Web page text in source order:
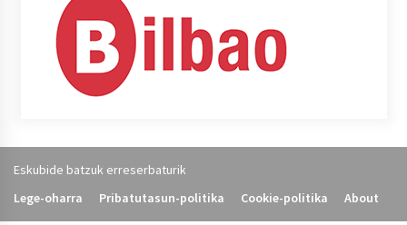
Eskubide batzuk erreserbaturik
Lege-oharra
Pribatutasun-politika Cookie-politika About